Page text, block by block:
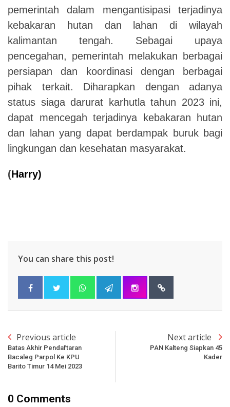
pemerintah dalam mengantisipasi terjadinya
kebakaran hutan dan lahan di wilayah
kalimantan tengah. Sebagai upaya
pencegahan, pemerintah melakukan berbagai
persiapan dan koordinasi dengan berbagai
pihak terkait. Diharapkan dengan adanya
status siaga darurat karhutla tahun 2023 ini,
dapat mencegah terjadinya kebakaran hutan
dan lahan yang dapat berdampak buruk bagi
lingkungan dan kesehatan masyarakat.
(Harry)
You can share this post!
Previous article
Batas Akhir Pendaftaran
Bacaleg Parpol Ke KPU
Barito Timur 14 Mei 2023
Next article
PAN Kalteng Siapkan 45
Kader
0 Comments